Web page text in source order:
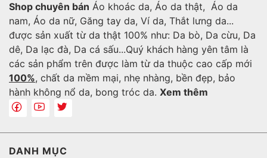
Shop chuyên bán Áo khoác da, Áo da thật, Áo da
nam, Áo da nữ, Găng tay da, Ví da, Thắt lưng da...
được sản xuất từ da thật 100% như: Da bò, Da cừu, Da
dê, Da lạc đà, Da cá sấu...Quý khách hàng yên tâm là
các sản phẩm trên được làm từ da thuộc cao cấp mới
100%, chất da mềm mại, nhẹ nhàng, bền đẹp, bảo
hành không nổ da, bong tróc da. Xem thêm
DANH MỤC